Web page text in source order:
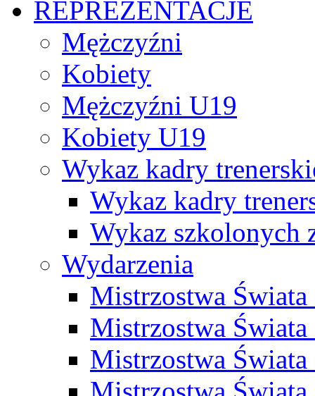
REPREZENTACJE
Mężczyźni
Kobiety
Mężczyźni U19
Kobiety U19
Wykaz kadry
Wykaz kadry
Wykaz szkolonych
Wydarzenia
Mistrzostwa
Mistrzostwa
Mistrzostwa